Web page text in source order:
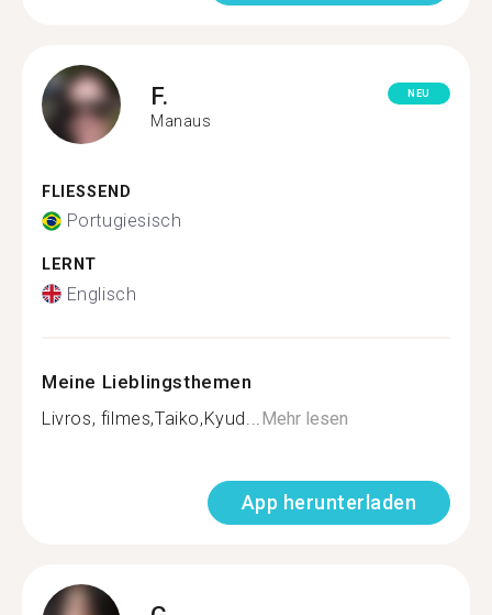
F.
Manaus
NEU
FLIESSEND
Portugiesisch
LERNT
Englisch
Meine Lieblingsthemen
Livros, filmes,Taiko,Kyud... Mehr lesen
App herunterladen